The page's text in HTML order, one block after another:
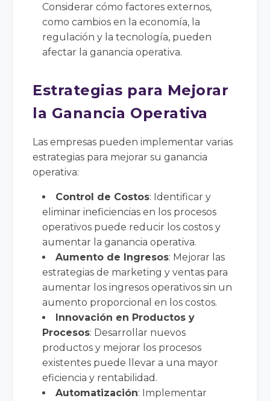
Considerar cómo factores externos,
como cambios en la economía, la
regulación y la tecnología, pueden
afectar la ganancia operativa.
Estrategias para Mejorar
la Ganancia Operativa
Las empresas pueden implementar varias
estrategias para mejorar su ganancia
operativa:
Control de Costos: Identificar y
eliminar ineficiencias en los procesos
operativos puede reducir los costos y
aumentar la ganancia operativa.
Aumento de Ingresos: Mejorar las
estrategias de marketing y ventas para
aumentar los ingresos operativos sin un
aumento proporcional en los costos.
Innovación en Productos y
Procesos: Desarrollar nuevos
productos y mejorar los procesos
existentes puede llevar a una mayor
eficiencia y rentabilidad.
Automatización: Implementar